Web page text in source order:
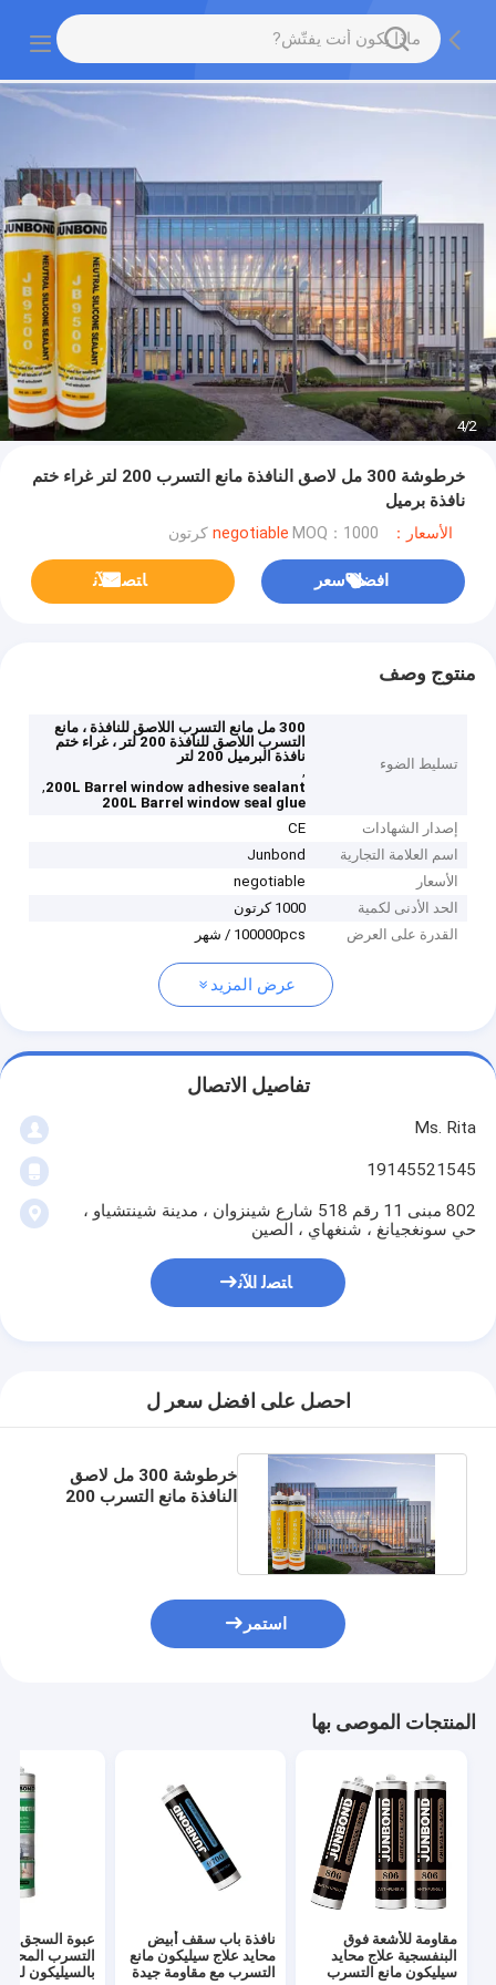
2
/
4
خرطوشة 300 مل لاصق النافذة مانع التسرب 200 لتر غراء ختم
نافذة برميل
الأسعار：negotiable MOQ：1000 كرتون
افضل سعر ﺎﺘﺼﻟ ﺍﻶﻧ
منتوج وصف
تسليط الضوء
300 مل مانع التسرب اللاصق للنافذة ، مانع
التسرب اللاصق للنافذة 200 لتر ، غراء ختم
نافذة البرميل 200 لتر
,
200L Barrel window adhesive sealant
,
200L Barrel window seal glue
إصدار الشهادات
CE
اسم العلامة التجارية
Junbond
الأسعار
negotiable
الحد الأدنى لكمية
1000 كرتون
القدرة على العرض
100000pcs / شهر
عرض المزيد
تفاصيل الاتصال
Ms. Rita
19145521545
802 مبنى 11 رقم 518 شارع شينزوان ، مدينة شينتشياو ،
حي سونغجيانغ ، شنغهاي ، الصين
ﺎﺘﺼﻟ ﺍﻶﻧ
احصل على افضل سعر ل
خرطوشة 300 مل لاصق
النافذة مانع التسرب 200
استمر
المنتجات الموصى بها
مقاومة للأشعة فوق
البنفسجية علاج محايد
سيليكون مانع التسرب
نافذة باب سقف أبيض
محايد علاج سيليكون مانع
التسرب مع مقاومة جيدة
عبوة السجق
التسرب المحايد